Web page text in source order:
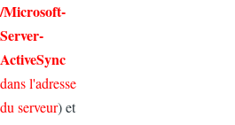
/Microsoft-
Server-
ActiveSync
dans l'adresse
du serveur) et